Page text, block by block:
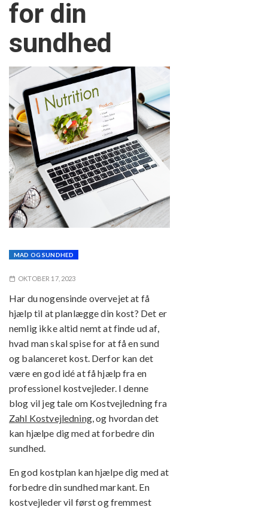
for din
sundhed
MAD OG SUNDHED
OKTOBER 17, 2023
Har du nogensinde overvejet at få
hjælp til at planlægge din kost? Det er
nemlig ikke altid nemt at finde ud af,
hvad man skal spise for at få en sund
og balanceret kost. Derfor kan det
være en god idé at få hjælp fra en
professionel kostvejleder. I denne
blog vil jeg tale om Kostvejledning fra
Zahl Kostvejledning, og hvordan det
kan hjælpe dig med at forbedre din
sundhed.
En god kostplan kan hjælpe dig med at
forbedre din sundhed markant. En
kostvejleder vil først og fremmest